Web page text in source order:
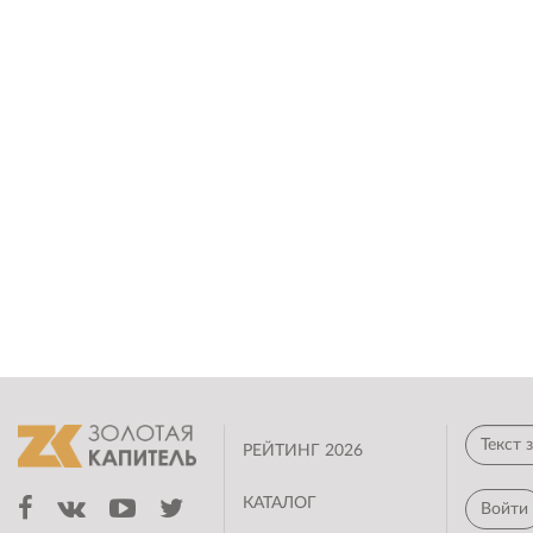
РЕЙТИНГ 2026
КАТАЛОГ Войти